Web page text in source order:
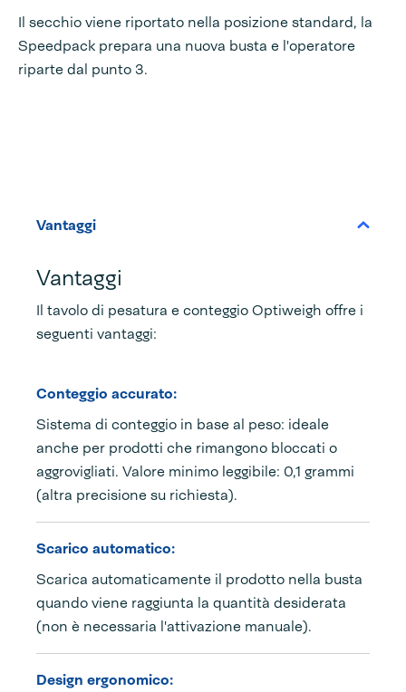
Il secchio viene riportato nella posizione standard, la
Speedpack prepara una nuova busta e l'operatore
riparte dal punto 3.
Vantaggi
Vantaggi
Il tavolo di pesatura e conteggio Optiweigh offre i
seguenti vantaggi:
Conteggio accurato:
Sistema di conteggio in base al peso: ideale
anche per prodotti che rimangono bloccati o
aggrovigliati. Valore minimo leggibile: 0,1 grammi
(altra precisione su richiesta).
Scarico automatico:
Scarica automaticamente il prodotto nella busta
quando viene raggiunta la quantità desiderata
(non è necessaria l'attivazione manuale).
Design ergonomico: